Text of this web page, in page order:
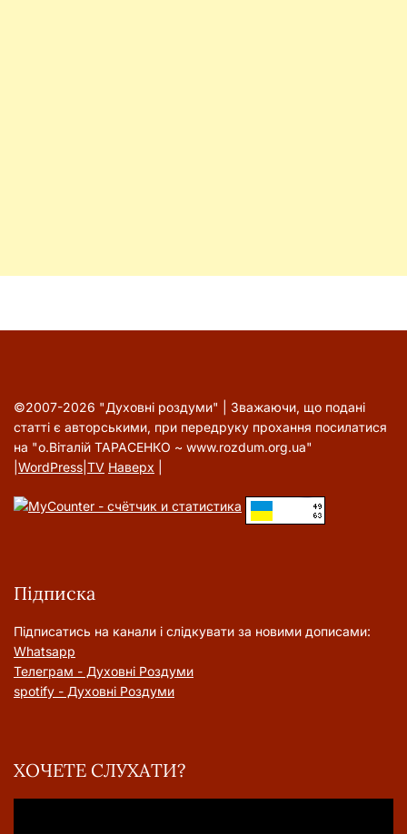
©2007-2026 "Духовні роздуми" | Зважаючи, що подані
статті є авторськими, при передруку прохання посилатися
на "о.Віталій ТАРАСЕНКО ~ www.rozdum.org.ua"
WordPress TV Наверх
Підписка
Підписатись на канали і слідкувати за новими дописами:
Whatsapp
Телеграм - Духовні Роздуми
spotify - Духовні Роздуми
ХОЧЕТЕ СЛУХАТИ?